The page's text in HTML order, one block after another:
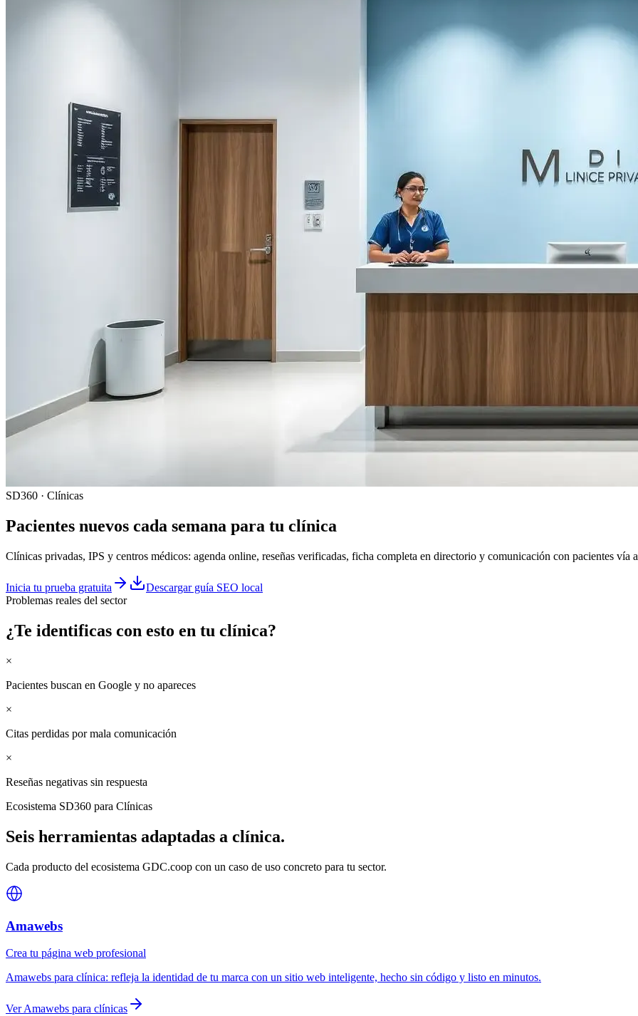
SD360 · Clínicas
Pacientes nuevos cada semana para tu clínica
Clínicas privadas, IPS y centros médicos: agenda online, reseñas verificadas, ficha completa en directorio y comunicación con pacientes vía
Inicia tu prueba gratuita
Descargar guía SEO local
Problemas reales del sector
¿Te identificas con esto en tu clínica?
×
Pacientes buscan en Google y no apareces
×
Citas perdidas por mala comunicación
×
Reseñas negativas sin respuesta
Ecosistema SD360 para Clínicas
Seis herramientas adaptadas a clínica.
Cada producto del ecosistema GDC.coop con un caso de uso concreto para tu sector.
Amawebs
Crea tu página web profesional
Amawebs para clínica: refleja la identidad de tu marca con un sitio web inteligente, hecho sin código y listo en minutos.
VerAmawebs para clínicas